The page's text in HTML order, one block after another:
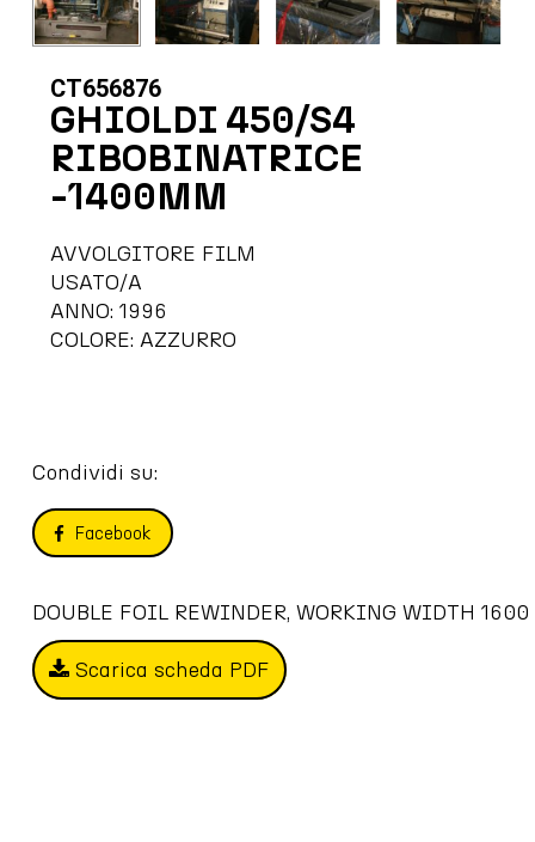
CT656876
GHIOLDI 450/S4
RIBOBINATRICE
-1400MM
AVVOLGITORE FILM
USATO/A
ANNO: 1996
COLORE: AZZURRO
Condividi su:
Facebook
Scarica scheda PDF